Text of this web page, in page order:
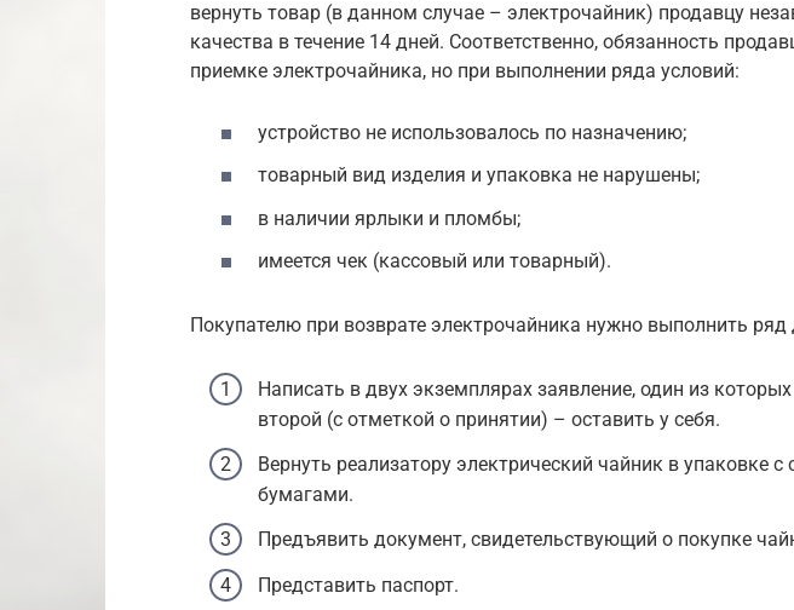
вернуть товар (в данном случае – электрочайник) продавцу
качества в течение 14 дней. Соответственно, обязанность
приемке электрочайника, но при выполнении ряда условий:
устройство не использовалось по назначению;
товарный вид изделия и упаковка не нарушены;
в наличии ярлыки и пломбы;
имеется чек (кассовый или товарный).
Покупателю при возврате электрочайника нужно выполнить ряд
Написать в двух экземплярах заявление, один из
второй (с отметкой о принятии) – оставить у себя.
Вернуть реализатору электрический чайник в упаковке
бумагами.
Предъявить документ, свидетельствующий о покупке
Представить паспорт.